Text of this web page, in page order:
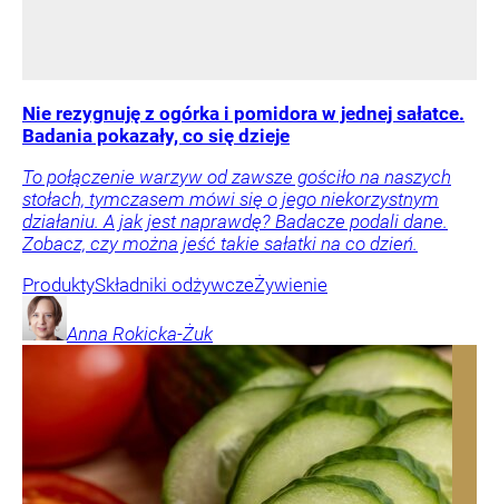
Nie rezygnuję z ogórka i pomidora w jednej sałatce.
Badania pokazały, co się dzieje
To połączenie warzyw od zawsze gościło na naszych
stołach, tymczasem mówi się o jego niekorzystnym
działaniu. A jak jest naprawdę? Badacze podali dane.
Zobacz, czy można jeść takie sałatki na co dzień.
ProduktySkładniki odżywczeŻywienie
Anna Rokicka-Żuk